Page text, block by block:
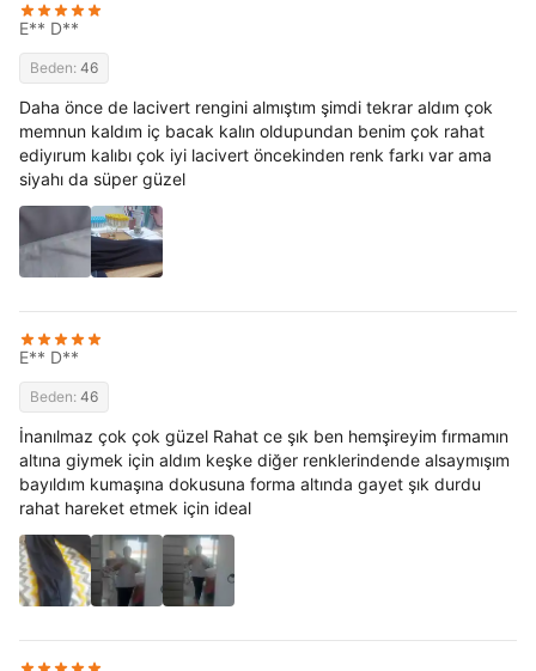
E** D**
Beden: 46
Daha önce de lacivert rengini almıştım şimdi tekrar aldım çok
memnun kaldım iç bacak kalın oldupundan benim çok rahat
ediyırum kalıbı çok iyi lacivert öncekinden renk farkı var ama
siyahı da süper güzel
E** D**
Beden: 46
İnanılmaz çok çok güzel Rahat ce şık ben hemşireyim fırmamın
altına giymek için aldım keşke diğer renklerindende alsaymışım
bayıldım kumaşına dokusuna forma altında gayet şık durdu
rahat hareket etmek için ideal